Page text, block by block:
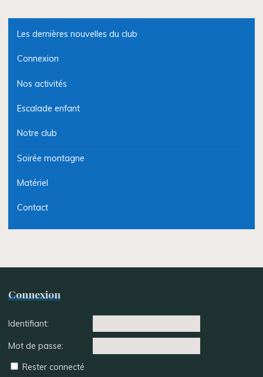
Les dernières nouvelles du club
Connexion
Nos activités
Escalade enfant
Notre club
Soirée montagne
Matériel
Contact
Connexion
Identifiant:
Mot de passe:
Rester connecté